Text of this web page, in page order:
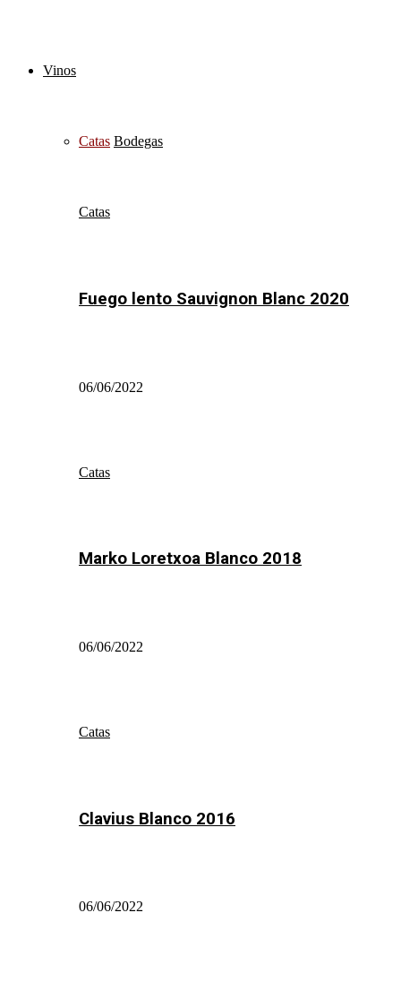
Vinos
Catas Bodegas
Catas
Fuego lento Sauvignon Blanc 2020
06/06/2022
Catas
Marko Loretxoa Blanco 2018
06/06/2022
Catas
Clavius Blanco 2016
06/06/2022